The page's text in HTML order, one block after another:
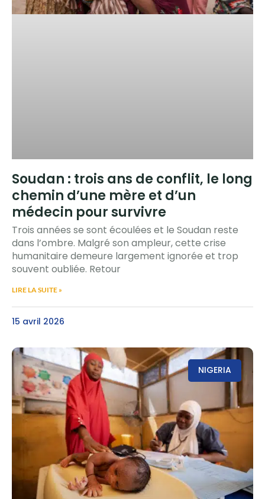
Soudan : trois ans de conflit, le long
chemin d’une mère et d’un
médecin pour survivre
Trois années se sont écoulées et le Soudan reste
dans l’ombre. Malgré son ampleur, cette crise
humanitaire demeure largement ignorée et trop
souvent oubliée. Retour
LIRE LA SUITE »
15 avril 2026
NIGERIA